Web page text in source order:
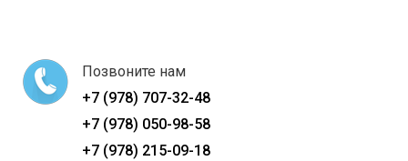
Позвоните нам
+7 (978) 707-32-48
+7 (978) 050-98-58
+7 (978) 215-09-18